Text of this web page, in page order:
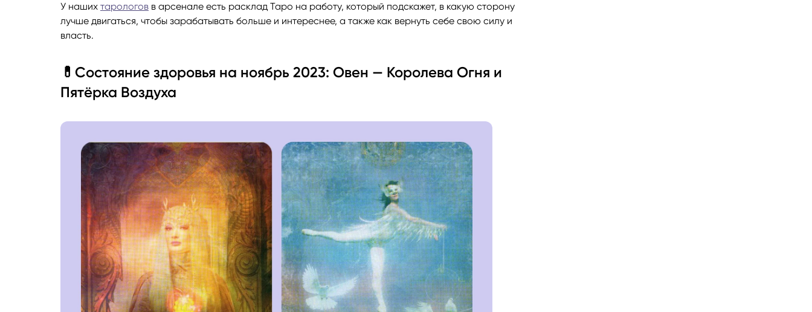
У наших тарологов в арсенале есть расклад Таро на работу, который подскажет, в какую сторону
лучше двигаться, чтобы зарабатывать больше и интереснее, а также как вернуть себе свою силу и
власть.
💊Состояние здоровья на ноябрь 2023: Овен — Королева Огня и
Пятёрка Воздуха